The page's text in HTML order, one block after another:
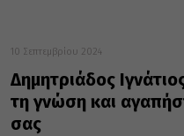
10 Σεπτεμβρίου 2024
Δημητριάδος
τη γνώση και
σας